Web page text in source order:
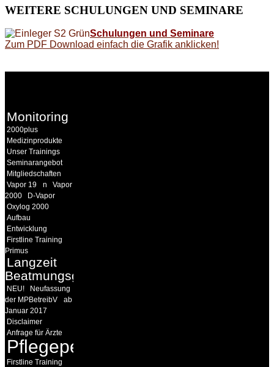
WEITERE SCHULUNGEN UND SEMINARE
Schulungen und Seminare
Zum PDF Download einfach die Grafik anklicken!
Monitoring
2000plus
Medizinprodukte
Unser Trainings
Seminarangebot
Mitgliedschaften
Vapor 19
n
Vapor
2000
D-Vapor
Oxylog 2000
Aufbau
Entwicklung
Firstline Training
Primus
Langzeit
Beatmungsgeräte
NEU!
Neufassung
der MPBetreibV
ab
Januar 2017
Disclaimer
Anfrage für Ärzte
Pflegepersonal
Firstline Training